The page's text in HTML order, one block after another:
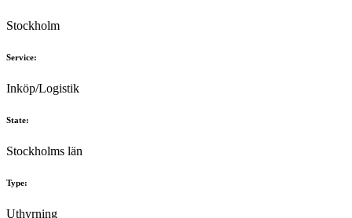
Stockholm
Service:
Inköp/Logistik
State:
Stockholms län
Type:
Uthyrning